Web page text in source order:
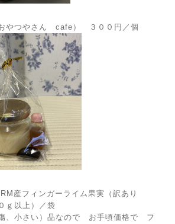
やつやさん cafe） ３００円／個
産フィンガーライム果実（訳あり
ｇ以上）／袋
小さい）品なので お手頃価格で フ